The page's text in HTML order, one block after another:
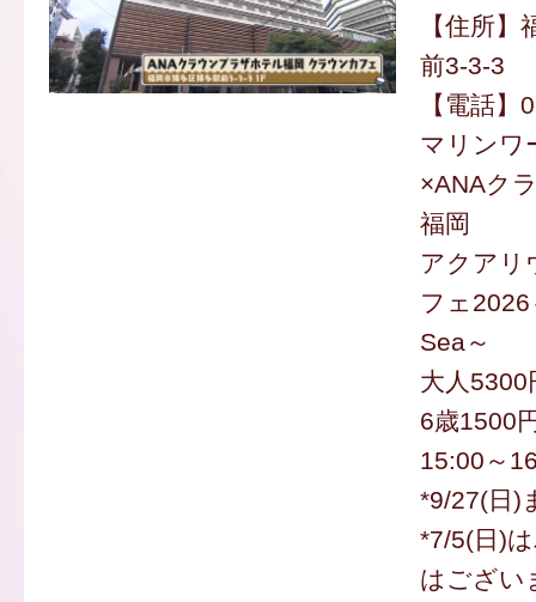
【住所
前3-3-3
【電話
マリンワ
×ANAク
福岡
アクアリ
フェ
Sea～
大人5300
6歳1500
15:00～
*9/27(日)
*7/5(日)
はござい